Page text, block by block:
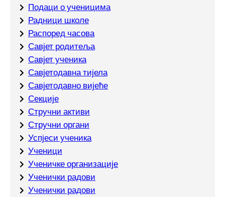
Подаци о ученицима
Радници школе
Распоред часова
Савјет родитеља
Савјет ученика
Савјетодавна тијела
Савјетодавно вијеће
Секције
Стручни активи
Стручни органи
Успјеси ученика
Ученици
Ученичке организације
Ученички радови
Ученички радови